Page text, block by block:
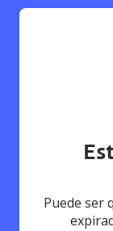
Puede ser